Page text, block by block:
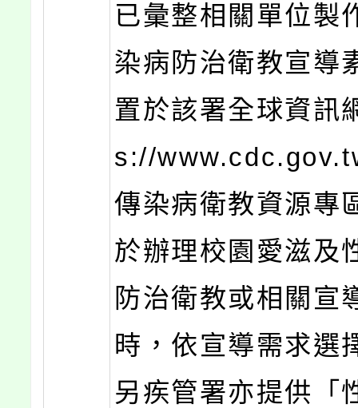
已彙整相關單位製
染病防治衛教宣導
置於該署全球資訊
s://
傳染病衛教資源專
於辦理校園愛滋及
防治衛教或相關宣
時，依宣導需求選
另疾管署亦提供「